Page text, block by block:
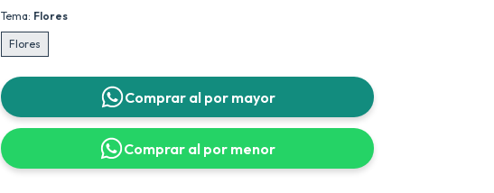
Tema: Flores
Flores
Comprar al por mayor
Comprar al por menor